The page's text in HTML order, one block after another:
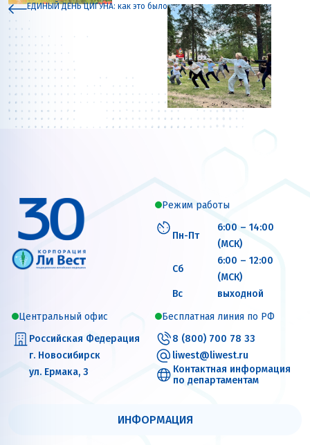
ЕДИНЫЙ ДЕНЬ ЦИГУНА: как это было
Режим работы
Пн-Пт
6:00 – 14:00
(МСК)
Сб
6:00 – 12:00
(МСК)
Вс
выходной
Центральный офис
Российская Федерация
г. Новосибирск
ул. Ермака, 3
Бесплатная линия по РФ
8 (800) 700 78 33
liwest@liwest.ru
Контактная информация
по департаментам
ИНФОРМАЦИЯ